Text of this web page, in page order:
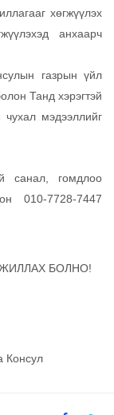
хөгжүүлэх
анхаарч
газрын үйл
Танд хэрэгтэй
чухал мэдээллийг
санал, гомдлоо
010-7728-7447
БОЛНО!
Консул